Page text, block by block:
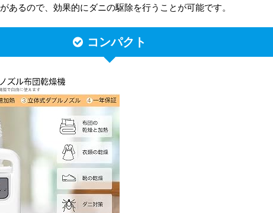
あるので、効果的にダニの駆除を行うことが可能です。
コンパクト